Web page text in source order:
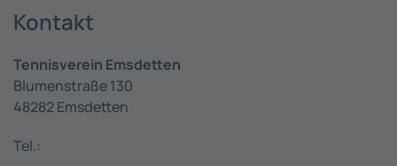
Kontakt
Tennisverein Emsdetten
Blumenstraße 130
48282 Emsdetten
Tel.: